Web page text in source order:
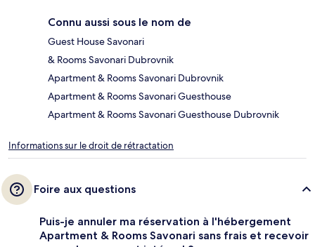
Connu aussi sous le nom de
Guest House Savonari
& Rooms Savonari Dubrovnik
Apartment & Rooms Savonari Dubrovnik
Apartment & Rooms Savonari Guesthouse
Apartment & Rooms Savonari Guesthouse Dubrovnik
Informations sur le droit de rétractation
Foire aux questions
Puis-je annuler ma réservation à l'hébergement
Apartment & Rooms Savonari sans frais et recevoir